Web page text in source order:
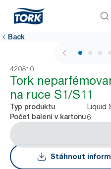
Back
1 / 5
420810
Tork
na ruce S1/S11
Typ produktu Liquid
Počet balení v kartonu6
Stáhnout